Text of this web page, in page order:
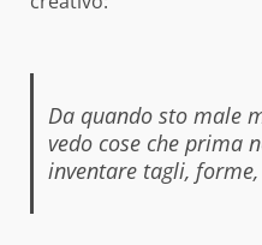
Da quando sto male
vedo cose che prima
inventare tagli,